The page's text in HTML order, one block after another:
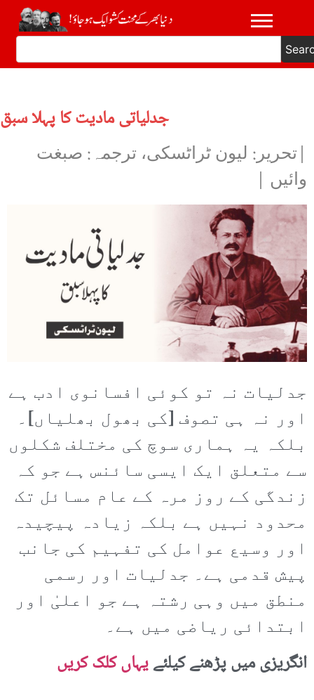
جدلیاتی مادیت کا پہلا سبق
|تحریر: لیون ٹراٹسکی، ترجمہ: صبغت
وائیں |
جدلیات نہ تو کوئی افسانوی ادب ہے
اور نہ ہی تصوف [کی بھول بھلیاں]۔
بلکہ یہ ہماری سوچ کی مختلف شکلوں
سے متعلق ایک ایسی سائنس ہے جو کہ
زندگی کے روز مرہ کے عام مسائل تک
محدود نہیں ہے بلکہ زیادہ پیچیدہ
اور وسیع عوامل کی تفہیم کی جانب
پیش قدمی ہے۔ جدلیات اور رسمی
منطق میں وہی رشتہ ہے جو اعلیٰ اور
ابتدائی ریاضی میں ہے۔
انگریزی میں پڑھنے کیلئےیہاں کلک کریں